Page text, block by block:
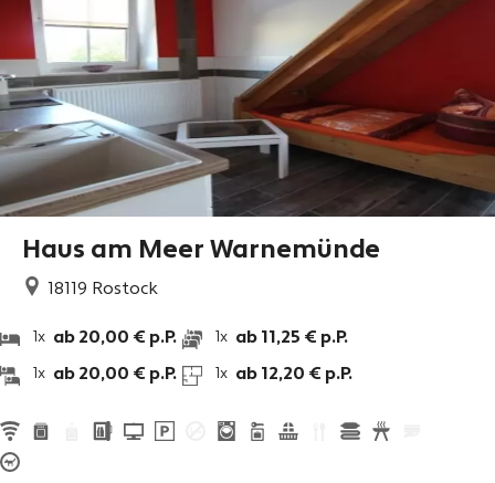
Haus am Meer Warnemünde
18119 Rostock
1x ab 20,00 € p.P.
1x ab 20,00 € p.P.
1x ab 11,25 € p.P.
1x ab 12,20 € p.P.